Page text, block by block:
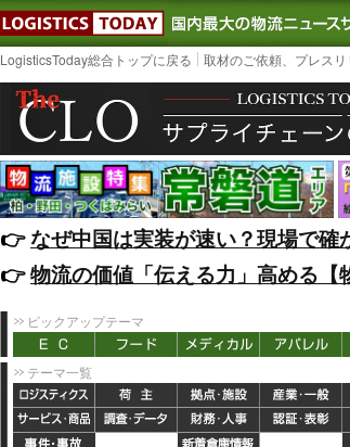
LOGISTICS TODAY｜
LogisticsToday総合トップに戻る 取材のご依頼、プレス
👉️なぜ中国は実装が速い？現場で確
👉️物流の価値「伝える力」高める
ピックアップテーマ
テーマ一覧